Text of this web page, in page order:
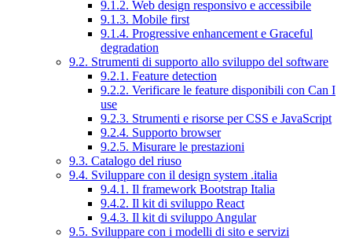
9.1.2. Web design responsivo e accessibile
9.1.3. Mobile first
9.1.4. Progressive enhancement e Graceful
degradation
9.2. Strumenti di supporto allo sviluppo del software
9.2.1. Feature detection
9.2.2. Verificare le feature disponibili con Can I
use
9.2.3. Strumenti e risorse per CSS e JavaScript
9.2.4. Supporto browser
9.2.5. Misurare le prestazioni
9.3. Catalogo del riuso
9.4. Sviluppare con il design system .italia
9.4.1. Il framework Bootstrap Italia
9.4.2. Il kit di sviluppo React
9.4.3. Il kit di sviluppo Angular
9.5. Sviluppare con i modelli di sito e servizi